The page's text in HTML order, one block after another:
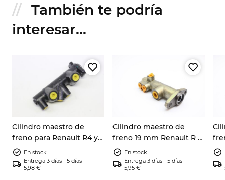
También te podría
interesar...
Cilindro maestro de
freno para Renault R4 y
R5 7700660977
En stock
Entrega 3 días - 5 días
5,98 €
Cilindro maestro de
freno 19 mm Renault R 5
R 6 En stock
Entrega 3 días - 5 días
5,95 €